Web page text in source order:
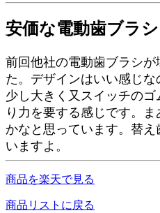
安価な電動歯ブラシ
前回他社の電動歯ブラシ
た。デザインはいい感じ
少し大きく又スイッチの
り力を要する感じです。
かなと思っています。替
いますよ。
商品を楽天で見る
商品リストに戻る